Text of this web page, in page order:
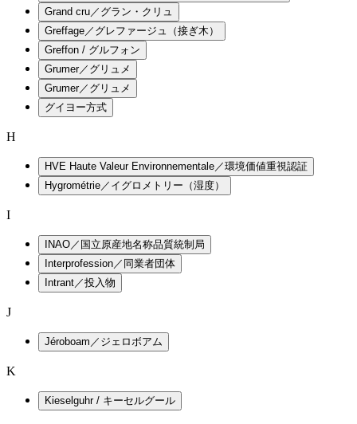
Grand cru／グラン・クリュ
Greffage／グレファージュ（接ぎ木）
Greffon / グルフォン
Grumer／グリュメ
Grumer／グリュメ
グイヨー方式
H
HVE Haute Valeur Environnementale／環境価値重視認証
Hygrométrie／イグロメトリー（湿度）
I
INAO／国立原産地名称品質統制局
Interprofession／同業者団体
Intrant／投入物
J
Jéroboam／ジェロボアム
K
Kieselguhr / キーセルグール